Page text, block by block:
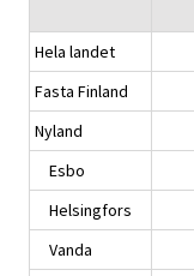
Hela landet
Fasta Finland
Nyland
Esbo
Helsingfors
Vanda